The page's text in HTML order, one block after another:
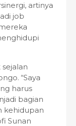
artinya
job
“Saya
harus
bagian
kehidupan
Sunan